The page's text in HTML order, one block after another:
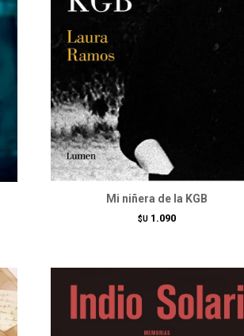
Mi niñera de la KGB
$U 1.090